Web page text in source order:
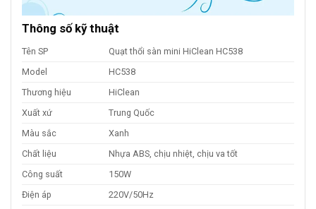
Thông số kỹ thuật
Tên SP
Quạt thổi sàn mini HiClean HC538
Model
HC538
Thương hiệu
HiClean
Xuất xứ
Trung Quốc
Màu sắc
Xanh
Chất liệu
Nhựa ABS, chịu nhiệt, chịu va tốt
Công suất
150W
Điện áp
220V/50Hz